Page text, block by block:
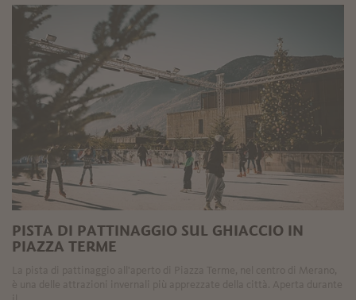
PISTA DI PATTINAGGIO SUL GHIACCIO IN
PIAZZA TERME